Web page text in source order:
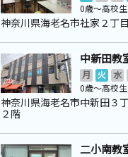
0歳～高校生
神奈川県海老名市社家２丁
中新田教
月 火 水
0歳～高校生
神奈川県海老名市中新田３
２階
二小南教